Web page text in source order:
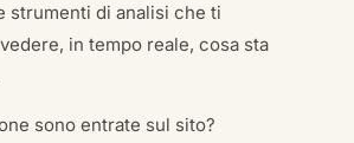
strumenti di analisi che ti
in tempo reale, cosa sta
sono entrate sul sito?